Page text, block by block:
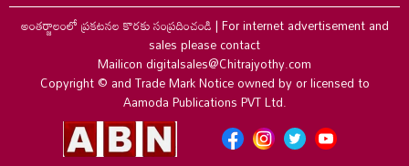
అంతర్జాలంలో ప్రకటనల కొరకు సంప్రదించండి|For internet advertisement and
sales please contact
Mailicon digitalsales@Chitrajyothy.com
Copyright © and Trade Mark Notice owned by or licensed to
Aamoda Publications PVT Ltd.